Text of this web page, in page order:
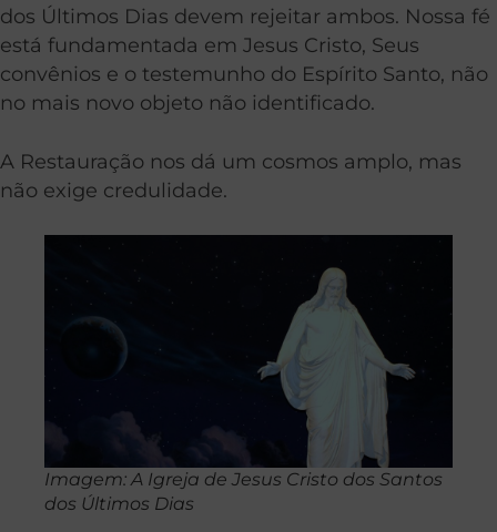
dos Últimos Dias devem rejeitar ambos. Nossa fé
está fundamentada em Jesus Cristo, Seus
convênios e o testemunho do Espírito Santo, não
no mais novo objeto não identificado.
A Restauração nos dá um cosmos amplo, mas
não exige credulidade.
Imagem: A Igreja de Jesus Cristo dos Santos
dos Últimos Dias